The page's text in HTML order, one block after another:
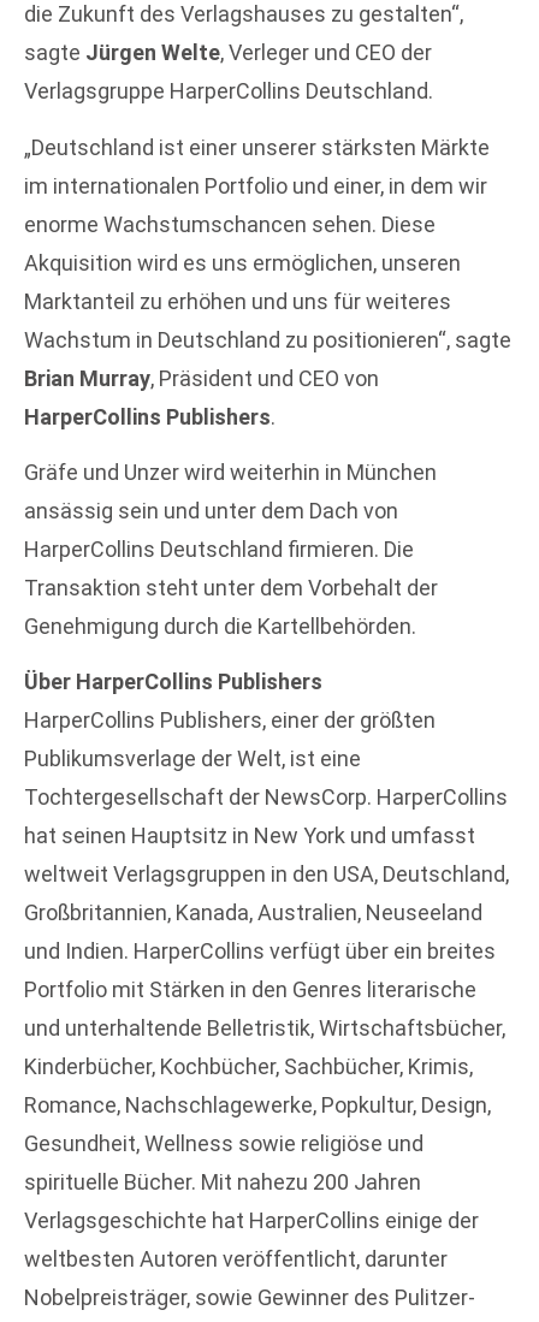
die Zukunft des Verlagshauses zu gestalten“,
sagte Jürgen Welte, Verleger und CEO der
Verlagsgruppe HarperCollins Deutschland.
„Deutschland ist einer unserer stärksten Märkte
im internationalen Portfolio und einer, in dem wir
enorme Wachstumschancen sehen. Diese
Akquisition wird es uns ermöglichen, unseren
Marktanteil zu erhöhen und uns für weiteres
Wachstum in Deutschland zu positionieren“, sagte
Brian Murray, Präsident und CEO von
HarperCollins Publishers.
Gräfe und Unzer wird weiterhin in München
ansässig sein und unter dem Dach von
HarperCollins Deutschland firmieren. Die
Transaktion steht unter dem Vorbehalt der
Genehmigung durch die Kartellbehörden.
Über HarperCollins Publishers
HarperCollins Publishers, einer der größten
Publikumsverlage der Welt, ist eine
Tochtergesellschaft der NewsCorp. HarperCollins
hat seinen Hauptsitz in New York und umfasst
weltweit Verlagsgruppen in den USA, Deutschland,
Großbritannien, Kanada, Australien, Neuseeland
und Indien. HarperCollins verfügt über ein breites
Portfolio mit Stärken in den Genres literarische
und unterhaltende Belletristik, Wirtschaftsbücher,
Kinderbücher, Kochbücher, Sachbücher, Krimis,
Romance, Nachschlagewerke, Popkultur, Design,
Gesundheit, Wellness sowie religiöse und
spirituelle Bücher. Mit nahezu 200 Jahren
Verlagsgeschichte hat HarperCollins einige der
weltbesten Autoren veröffentlicht, darunter
Nobelpreisträger, sowie Gewinner des Pulitzer-